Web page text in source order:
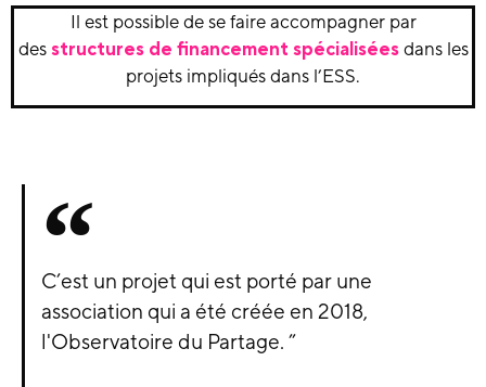
Il est possible de se faire accompagner par
des structures de financement spécialisées dans les
projets impliqués dans l’ESS.
C’est un projet qui est porté par une
association qui a été créée en 2018,
l'Observatoire du Partage. ”